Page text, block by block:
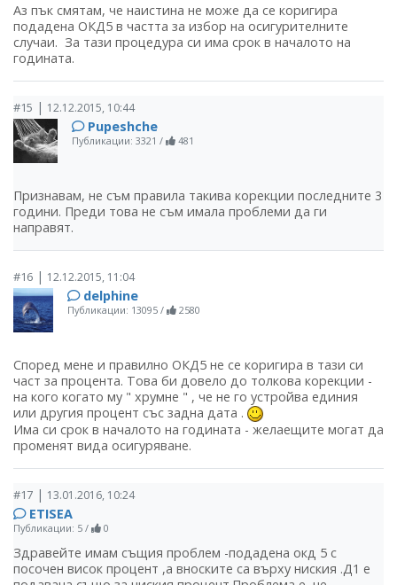
Аз пък смятам, че наистина не може да се коригира
подадена ОКД5 в частта за избор на осигурителните
случаи. За тази процедура си има срок в началото на
годината.
#15 | 12.12.2015, 10:44
Pupeshche
Публикации: 3321 / 481
Признавам, не съм правила такива корекции последните 3
години. Преди това не съм имала проблеми да ги
направят.
#16 | 12.12.2015, 11:04
delphine
Публикации: 13095 / 2580
Според мене и правилно ОКД5 не се коригира в тази си
част за процента. Това би довело до толкова корекции -
на кого когато му " хрумне " , че не го устройва единия
или другия процент със задна дата .
Има си срок в началото на годината - желаещите могат да
променят вида осигуряване.
#17 | 13.01.2016, 10:24
ETISEA
Публикации: 5 / 0
Здравейте имам същия проблем -подадена окд 5 с
посочен висок процент ,а вноските са върху ниския .Д1 е